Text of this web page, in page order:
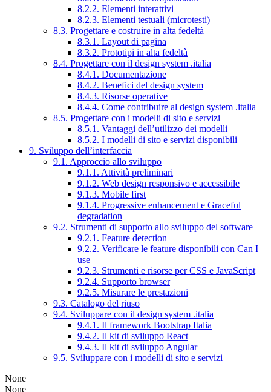
8.2.2. Elementi interattivi
8.2.3. Elementi testuali (microtesti)
8.3. Progettare e costruire in alta fedeltà
8.3.1. Layout di pagina
8.3.2. Prototipi in alta fedeltà
8.4. Progettare con il design system .italia
8.4.1. Documentazione
8.4.2. Benefici del design system
8.4.3. Risorse operative
8.4.4. Come contribuire al design system .italia
8.5. Progettare con i modelli di sito e servizi
8.5.1. Vantaggi dell’utilizzo dei modelli
8.5.2. I modelli di sito e servizi disponibili
9. Sviluppo dell’interfaccia
9.1. Approccio allo sviluppo
9.1.1. Attività preliminari
9.1.2. Web design responsivo e accessibile
9.1.3. Mobile first
9.1.4. Progressive enhancement e Graceful
degradation
9.2. Strumenti di supporto allo sviluppo del software
9.2.1. Feature detection
9.2.2. Verificare le feature disponibili con Can I
use
9.2.3. Strumenti e risorse per CSS e JavaScript
9.2.4. Supporto browser
9.2.5. Misurare le prestazioni
9.3. Catalogo del riuso
9.4. Sviluppare con il design system .italia
9.4.1. Il framework Bootstrap Italia
9.4.2. Il kit di sviluppo React
9.4.3. Il kit di sviluppo Angular
9.5. Sviluppare con i modelli di sito e servizi
None
None